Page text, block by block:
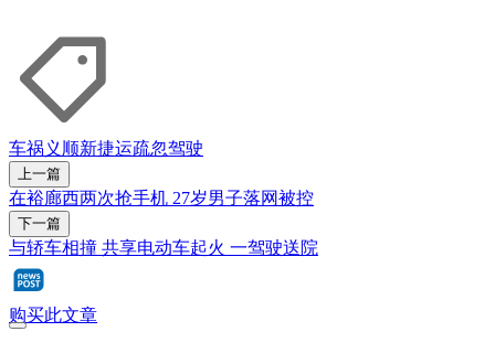
车祸 义顺新捷运疏忽驾驶
上一篇
在裕廊西两次抢手机 27岁男子落网被控
下一篇
与轿车相撞 共享电动车起火 一驾驶送院
购买此文章